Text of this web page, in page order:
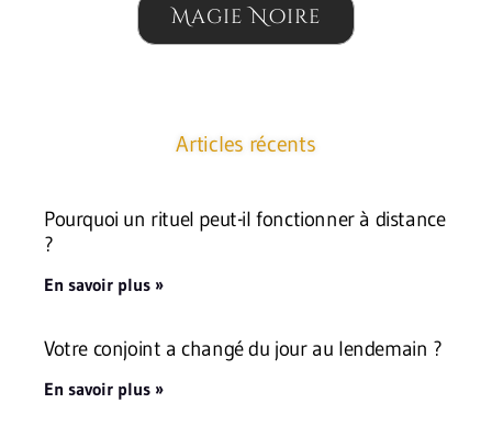
Magie Noire
Articles récents
Pourquoi un rituel peut-il fonctionner à distance
?
En savoir plus »
Votre conjoint a changé du jour au lendemain ?
En savoir plus »